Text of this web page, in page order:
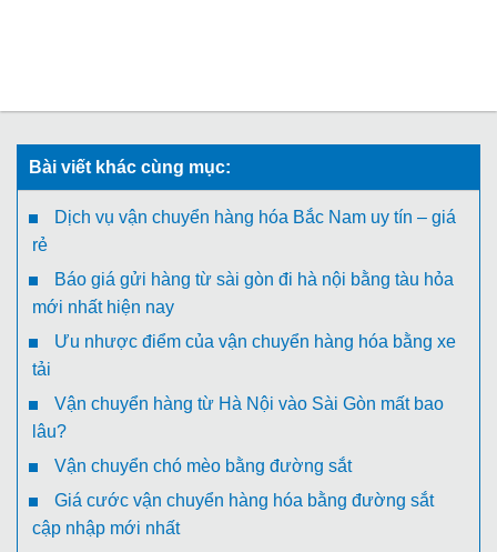
Bài viết khác cùng mục:
Dịch vụ vận chuyển hàng hóa Bắc Nam uy tín – giá
rẻ
Báo giá gửi hàng từ sài gòn đi hà nội bằng tàu hỏa
mới nhất hiện nay
Ưu nhược điểm của vận chuyển hàng hóa bằng xe
tải
Vận chuyển hàng từ Hà Nội vào Sài Gòn mất bao
lâu?
Vận chuyển chó mèo bằng đường sắt
Giá cước vận chuyển hàng hóa bằng đường sắt
cập nhập mới nhất